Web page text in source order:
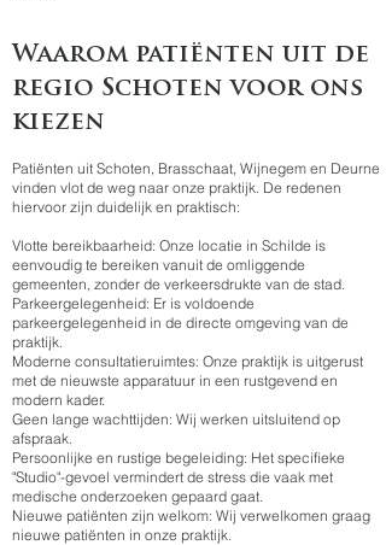
Waarom patiënten uit de
regio Schoten voor ons
kiezen
Patiënten uit Schoten, Brasschaat, Wijnegem en Deurne
vinden vlot de weg naar onze praktijk. De redenen
hiervoor zijn duidelijk en praktisch:
Vlotte bereikbaarheid: Onze locatie in Schilde is
eenvoudig te bereiken vanuit de omliggende
gemeenten, zonder de verkeersdrukte van de stad.
Parkeergelegenheid: Er is voldoende
parkeergelegenheid in de directe omgeving van de
praktijk.
Moderne consultatieruimtes: Onze praktijk is uitgerust
met de nieuwste apparatuur in een rustgevend en
modern kader.
Geen lange wachttijden: Wij werken uitsluitend op
afspraak.
Persoonlijke en rustige begeleiding: Het specifieke
"Studio"-gevoel vermindert de stress die vaak met
medische onderzoeken gepaard gaat.
Nieuwe patiënten zijn welkom: Wij verwelkomen graag
nieuwe patiënten in onze praktijk.